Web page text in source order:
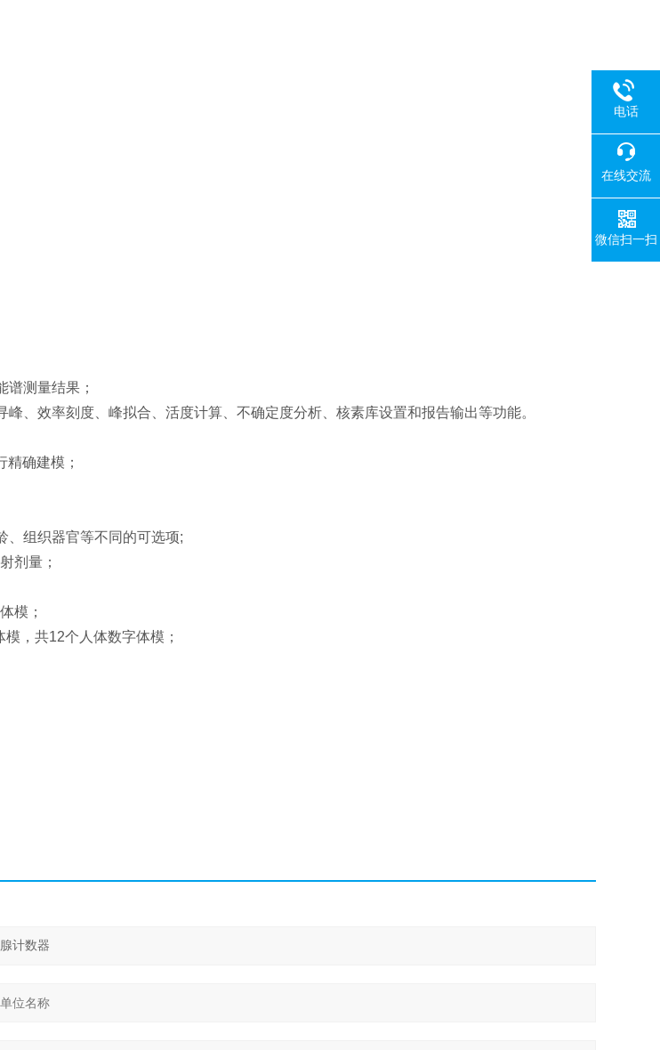
谱测量结果；
、效率刻度、峰拟合、活度计算、不确定度分析、核素库设置和报告输出等功能。
确建模；
、组织器官等不同的可选项;
剂量；
模；
，共12个人体数字体模；
电话
在线交流
微信扫一扫